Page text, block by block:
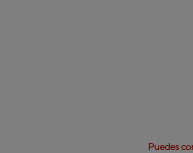
Puedes